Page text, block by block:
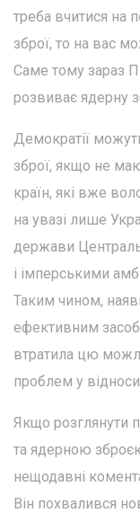
треба вчитися на
зброї, то на вас
Саме тому зараз
розвиває ядерну
Демократії
зброї, якщо не
країн, які вже
на увазі лише
держави
і імперськими
Таким чином,
ефективним
втратила цю
проблем у
Якщо розглянути
та ядерною
нещодавні
Він похвалився